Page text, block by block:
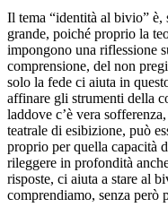
Il tema “identità al bivio” è,
grande, poiché proprio la
impongono una riflessione
comprensione, del non
solo la fede ci aiuta in
affinare gli strumenti della
laddove c’è vera
teatrale di esibizione, può
proprio per quella capacità
rileggere in profondità
risposte, ci aiuta a stare al
comprendiamo, senza però